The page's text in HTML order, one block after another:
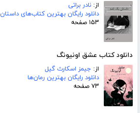
از: نادر براتی
دانلود رایگان بهترین کتاب‌های داستان
۱۵۳ صفحه
دانلود کتاب عشق اونیونگ
از: جیمز اسکارث گیل
دانلود رایگان بهترین رمان‌ها
۷۳ صفحه